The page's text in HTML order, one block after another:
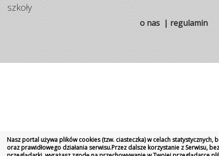
szkoły
o nas | regulamin
Nasz portal używa plików cookies (tzw. ciasteczka) w celach statystycznych,
oraz prawidłowego działania serwisu.Przez dalsze korzystanie z Serwisu,